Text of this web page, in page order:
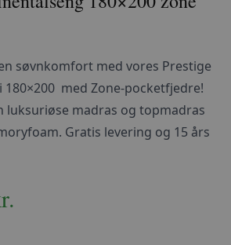
søvnkomfort med vores Prestige
med Zone-pocketfjedre!
luksuriøse madras og topmadras
Gratis levering og 15 års